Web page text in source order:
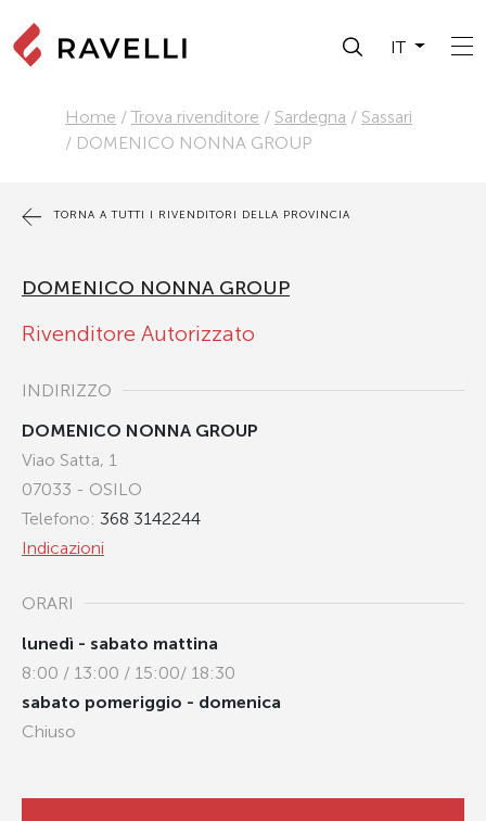
IT
Home / Trova rivenditore / Sardegna / Sassari
/ DOMENICO NONNA GROUP
TORNA A TUTTI I RIVENDITORI DELLA PROVINCIA
DOMENICO NONNA GROUP
Rivenditore Autorizzato
INDIRIZZO
DOMENICO NONNA GROUP
Viao Satta, 1
07033 - OSILO
Telefono: 368 3142244
Indicazioni
ORARI
lunedì - sabato mattina
8:00 / 13:00 / 15:00/ 18:30
sabato pomeriggio - domenica
Chiuso